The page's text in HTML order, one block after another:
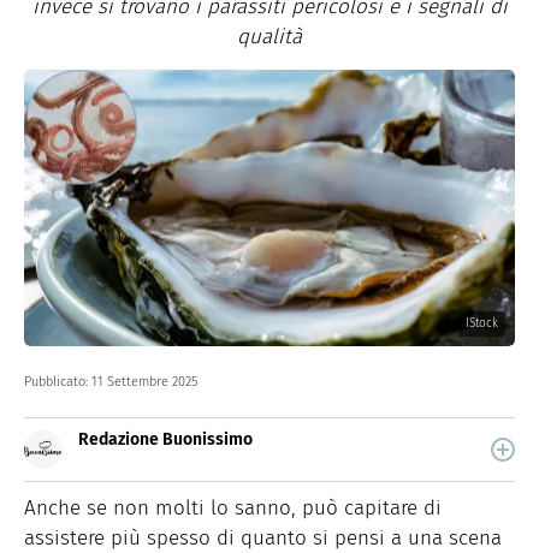
invece si trovano i parassiti pericolosi e i segnali di
qualità
IStock
Pubblicato: 11 Settembre 2025
Redazione Buonissimo
quale trovi idee veloci, facili e spiegate passo passo.
Anche se non molti lo sanno, può capitare di
assistere più spesso di quanto si pensi a una scena